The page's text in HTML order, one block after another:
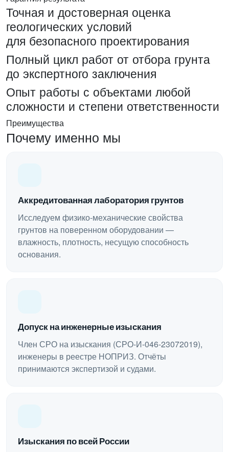
Точная и достоверная оценка
геологических условий
для безопасного проектирования
Полный цикл работ от отбора грунта
до экспертного заключения
Опыт работы с объектами любой
сложности и степени ответственности
Преимущества
Почему именно мы
Аккредитованная лаборатория грунтов
Исследуем физико-механические свойства
грунтов на поверенном оборудовании —
влажность, плотность, несущую способность
основания.
Допуск на инженерные изыскания
Член СРО на изыскания (СРО-И-046-23072019),
инженеры в реестре НОПРИЗ. Отчёты
принимаются экспертизой и судами.
Изыскания по всей России